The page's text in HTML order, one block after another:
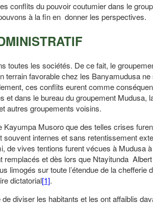
conflits du pouvoir coutumier dans le
à la fin en donner les perspectives.
toutes les sociétés. De ce fait, le
terrain favorable chez les Banyamudusa
ces conflits eurent comme
dans le bureau du groupement Mudusa,
autres groupements voisins.
Musoro que des telles crises
internes et sans retentissement
vives tentions furent vécues à Mudusa
et dès lors que Ntayitunda
limogés sur toute l’étendue de la
dictatorial[1].
diviser les habitants et les ont affaiblis